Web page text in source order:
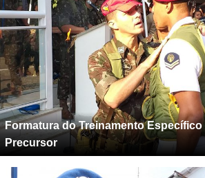
Formatura do Treinamento
Precursor